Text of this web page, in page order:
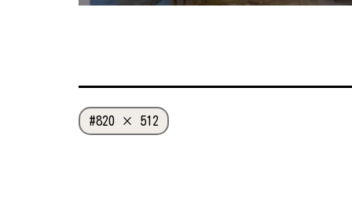
フ
820 × 512